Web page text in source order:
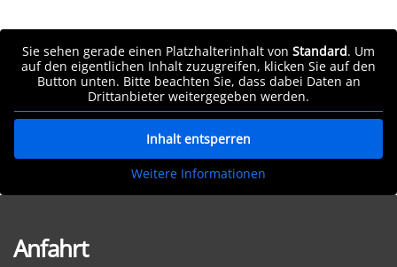
Sie sehen gerade einen Platzhalterinhalt von Standard. Um
auf den eigentlichen Inhalt zuzugreifen, klicken Sie auf den
Button unten. Bitte beachten Sie, dass dabei Daten an
Drittanbieter weitergegeben werden.
Inhalt entsperren
Weitere Informationen
Anfahrt